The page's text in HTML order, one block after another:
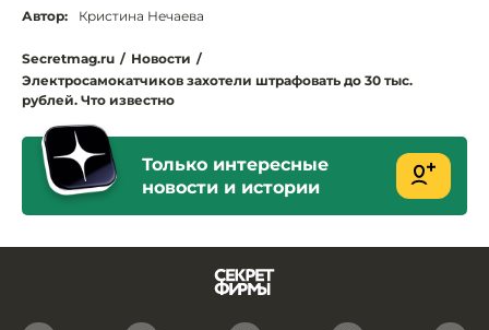
Автор: Кристина Нечаева
Secretmag.ru / Новости /
Электросамокатчиков захотели штрафовать до 30 тыс.
рублей. Что известно
Только интересные
новости и истории